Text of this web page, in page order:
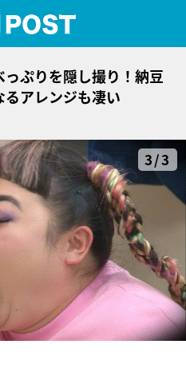
ぷりを隠し撮り！納豆
アレンジも凄い
3/3